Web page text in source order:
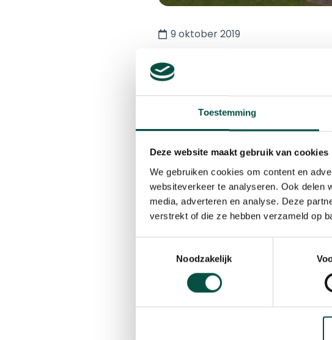
Toestemming
Deze website maakt gebruik van cookies
We gebruiken cookies om content en
websiteverkeer te analyseren. Ook delen
media, adverteren en analyse. Deze
verstrekt of die ze hebben verzameld op
Noodzakelijk
9 oktober 2019
Hapert, 3 oktober 2019.
Schippers Onroerend Goed en
getekend voor de verkoop van
restauratieve voorziening
huisvesting van de
bedrijven en organisaties. Er
Forward-stijl’ op de begane
het KBP nog verder worden
op het KBP en andere bedrijven en
Het gebouw wordt gebouwd op
Provincialeweg. Het heeft drie